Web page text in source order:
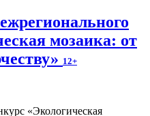
мозаика: от
12+
«Экологическая